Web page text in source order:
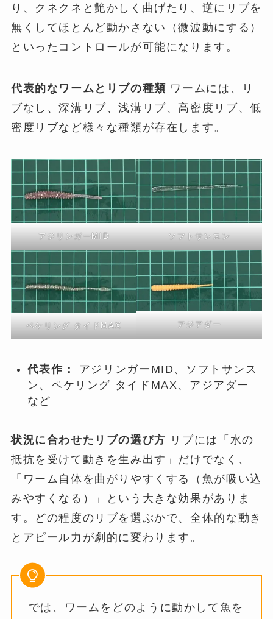
り、クネクネと艶かしく曲げたり、逆にリブを
無くしてほとんど動かさない（微波動にする）
といったコントロールが可能になります。
代表的なワームとリブの種類 ワームには、リ
ブなし、深溝リブ、浅溝リブ、高密度リブ、低
密度リブなど様々な種類が存在します。
アジリンガーMID ソフトサンスン
ペケリング タイドMAX アジアダー
代表作：
アジリンガーMID、ソフトサンス
ン、ペケリング タイドMAX、アジアダー
など
状況に合わせたリブの選び方 リブには「水の
抵抗を受けて動きを生み出す」だけでなく、
「ワーム自体を曲がりやすくする（魚が吸い込
みやすくなる）」という大きな効果がありま
す。どの程度のリブを選ぶかで、全体的な動き
とアピール力が劇的に変わります。
では、ワームをどのように動かして魚を